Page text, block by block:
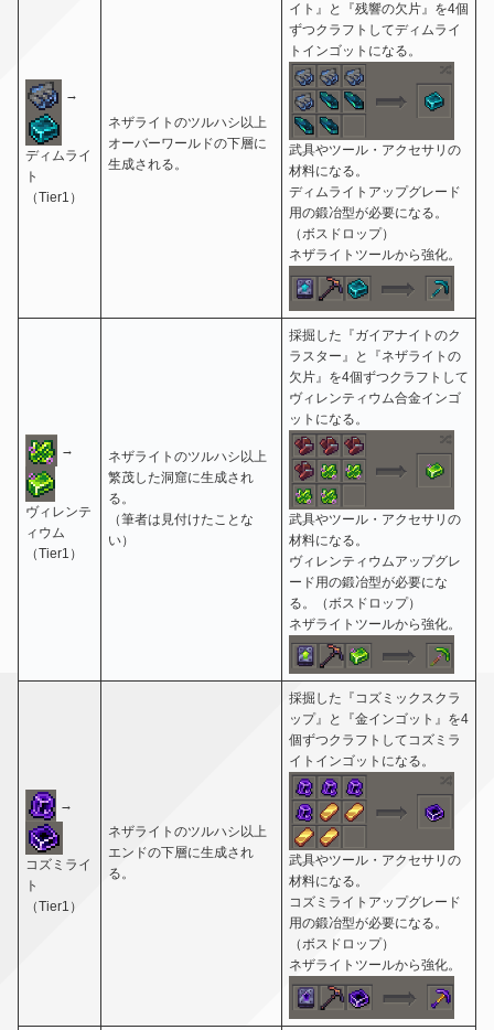
→
ディムライ
ト
（Tier1）
ネザライトのツルハシ以上
オーバーワールドの下層に
生成される。
イト』と『残響の欠片』を4個
ずつクラフトしてディムライ
トインゴットになる。
武具やツール・アクセサリの
材料になる。
ディムライトアップグレード
用の鍛冶型が必要になる。
（ボスドロップ）
ネザライトツールから強化。
→
ヴィレンテ
ィウム
（Tier1）
ネザライトのツルハシ以上
繁茂した洞窟に生成され
る。
（筆者は見付けたことな
い）
採掘した『ガイアナイトのク
ラスター』と『ネザライトの
欠片』を4個ずつクラフトして
ヴィレンティウム合金インゴ
ットになる。
武具やツール・アクセサリの
材料になる。
ヴィレンティウムアップグレ
ード用の鍛冶型が必要にな
る。（ボスドロップ）
ネザライトツールから強化。
→
コズミライ
ト
（Tier1）
ネザライトのツルハシ以上
エンドの下層に生成され
る。
採掘した『コズミックスクラ
ップ』と『金インゴット』を4
個ずつクラフトしてコズミラ
イトインゴットになる。
武具やツール・アクセサリの
材料になる。
コズミライトアップグレード
用の鍛冶型が必要になる。
（ボスドロップ）
ネザライトツールから強化。